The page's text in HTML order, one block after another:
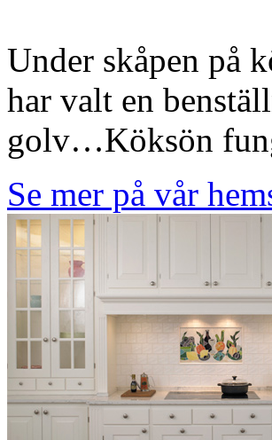
Under skåpen på
har valt en
golv…Köksön
Se mer på vår